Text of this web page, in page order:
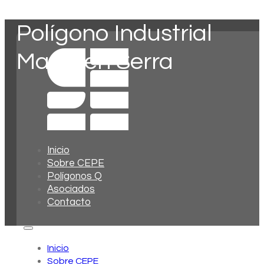
Inicio
Sobre CEPE
Polígonos Q
Asociados
Contacto
Inicio
Sobre CEPE
Polígono Industrial
Mas d’en Serra